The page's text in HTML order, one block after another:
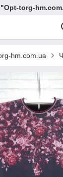
"Opt-torg-
hm.com.ua